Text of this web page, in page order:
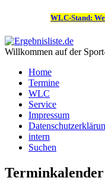
WLC-Stand:
Willkommen auf der
Home
Termine
WLC
Service
Impressum
intern
Suchen
Terminkalender